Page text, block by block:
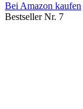
Bei Amazon kaufen
Bestseller Nr. 7